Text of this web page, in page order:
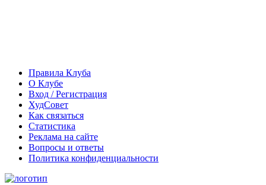
Правила Клуба
О Клубе
Вход / Регистрация
ХудСовет
Как связаться
Статистика
Реклама на сайте
Вопросы и ответы
Политика конфиденциальности